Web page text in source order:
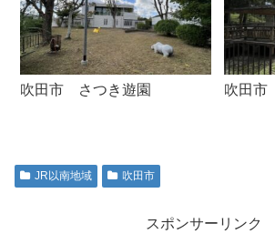
吹田市 さつき遊園 吹田市
JR以南地域 吹田市
スポンサーリンク